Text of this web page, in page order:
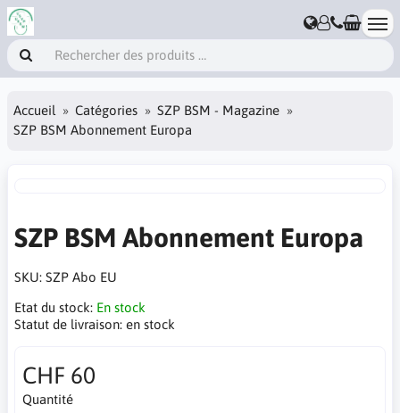
Accueil Catégories
SZP BSM - Magazine
SZP BSM Abonnement Europa
SZP BSM Abonnement Europa
SKU: SZP Abo EU
Etat du stock: En stock
Statut de livraison: en stock
CHF 60
Quantité